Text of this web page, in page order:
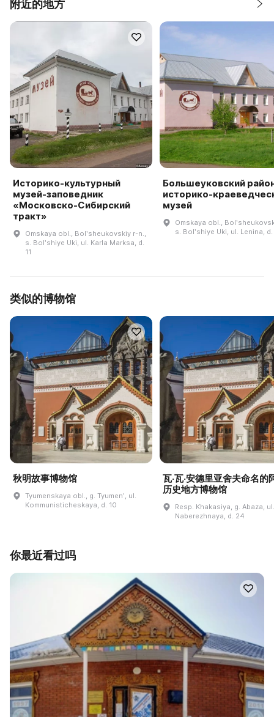
附近的地方
Историко-культурный
музей-заповедник
«Московско-Сибирский
тракт»
Omskaya obl., Bolʹsheukovskiy r-n.,
s. Bolʹshiye Uki, ul. Karla Marksa, d.
11
Большеуковский
историко-
музей
Omskaya obl.,
s. Bolʹshiye Uki, ul. Lenina,
类似的博物馆
秋明故事博物馆
Tyumenskaya obl., g. Tyumenʹ, ul.
Kommunisticheskaya, d. 10
瓦·瓦·安德里亚舍夫命名的
历史地方博物馆
Resp. Khakasiya, g. Abaza, ul.
Naberezhnaya, d. 24
你最近看过吗